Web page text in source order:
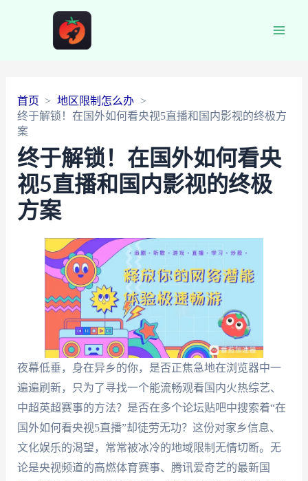
首页
地区限制怎么办
终于解锁！在国外如何看央视5直播和国内影视的终极方
案
终于解锁！在国外如何看央
视5直播和国内影视的终极
方案
夜幕低垂，身在异乡的你，是否正焦急地在浏览器中一
遍遍刷新，只为了寻找一个能流畅观看国内火热综艺、
中超英超赛事的方法？是否在多个论坛贴吧中搜索着“在
国外如何看央视5直播”却徒劳无功？这份对家乡信息、
文化娱乐的渴望，常常被冰冷的地域限制无情切断。无
论是央视频道的高燃体育赛事、腾讯爱奇艺的最新国